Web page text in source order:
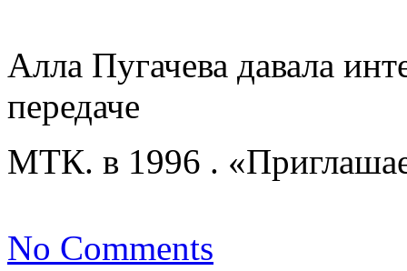
Алла Пугачева давала
передаче
МТК. в 1996 .
No Comments